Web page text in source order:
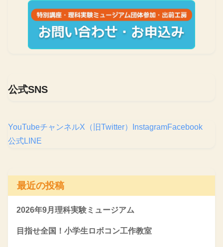
公式SNS
YouTubeチャンネルX（旧Twitter） InstagramFacebook
公式LINE
最近の投稿
2026年9月理科実験ミュージアム
目指せ全国！小学生ロボコン工作教室